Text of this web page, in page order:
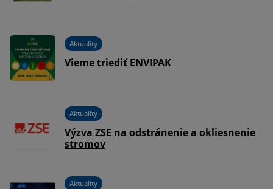
Aktuality
Vieme triediť ENVIPAK
Aktuality
Výzva ZSE na odstránenie a okliesnenie
stromov
Aktuality